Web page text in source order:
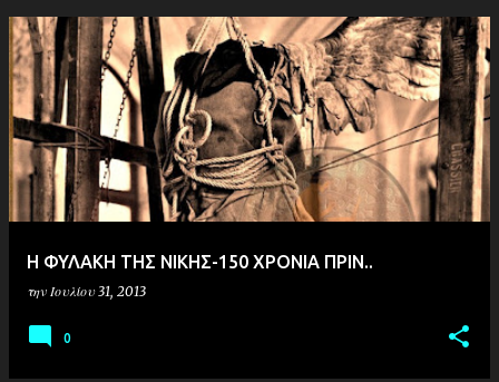
H ΦΥΛΑΚΗ ΤΗΣ ΝΙΚΗΣ-150 ΧΡΟΝΙΑ ΠΡΙΝ..
την Ιουλίου 31, 2013
0